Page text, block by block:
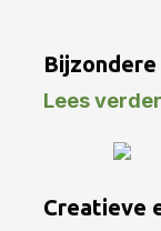
Lees verder
Creatieve